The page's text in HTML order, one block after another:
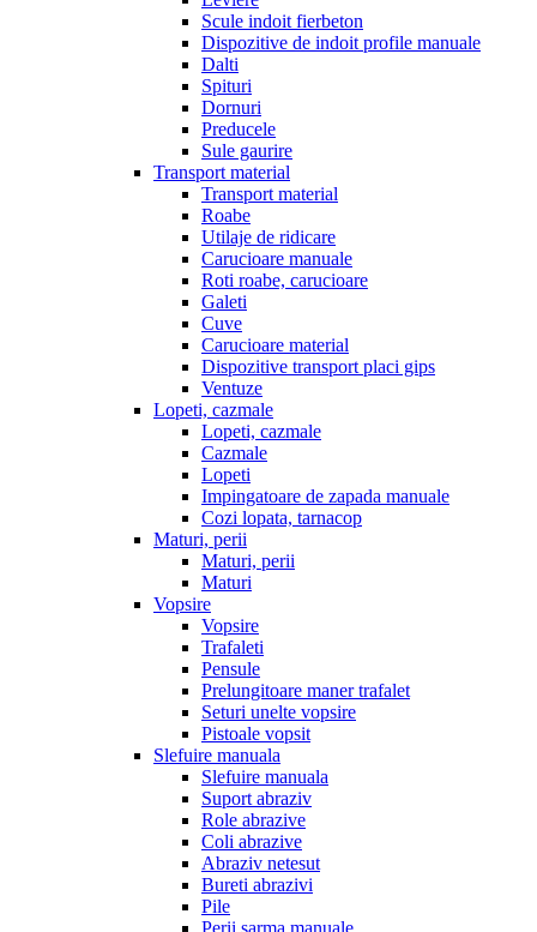
Scule indoit fierbeton
Dispozitive de indoit profile manuale
Dalti
Spituri
Dornuri
Preducele
Sule gaurire
Transport material
Transport material
Roabe
Utilaje de ridicare
Carucioare manuale
Roti roabe, carucioare
Galeti
Cuve
Carucioare material
Dispozitive transport placi gips
Ventuze
Lopeti, cazmale
Lopeti, cazmale
Cazmale
Lopeti
Impingatoare de zapada manuale
Cozi lopata, tarnacop
Maturi, perii
Maturi, perii
Maturi
Vopsire
Vopsire
Trafaleti
Pensule
Prelungitoare maner trafalet
Seturi unelte vopsire
Pistoale vopsit
Slefuire manuala
Slefuire manuala
Suport abraziv
Role abrazive
Coli abrazive
Abraziv netesut
Bureti abrazivi
Pile
Perii sarma manuale